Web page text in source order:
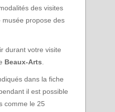
des visites
propose des
durant votre visite
Beaux-Arts
dans la fiche
il est possible
comme le 25